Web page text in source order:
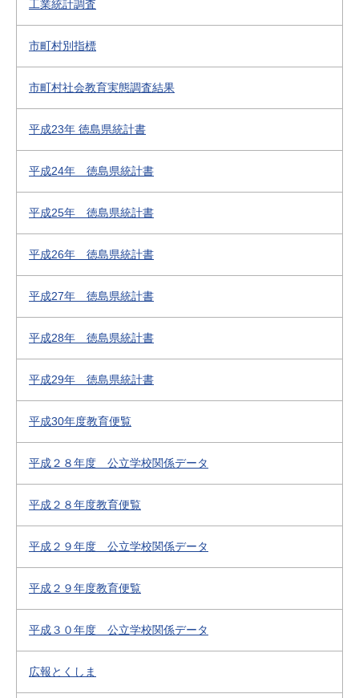
工業統計調査
市町村別指標
市町村社会教育実態調査結果
平成23年 徳島県統計書
平成24年 徳島県統計書
平成25年 徳島県統計書
平成26年 徳島県統計書
平成27年 徳島県統計書
平成28年 徳島県統計書
平成29年 徳島県統計書
平成30年度教育便覧
平成２８年度 公立学校関係データ
平成２８年度教育便覧
平成２９年度 公立学校関係データ
平成２９年度教育便覧
平成３０年度 公立学校関係データ
広報とくしま